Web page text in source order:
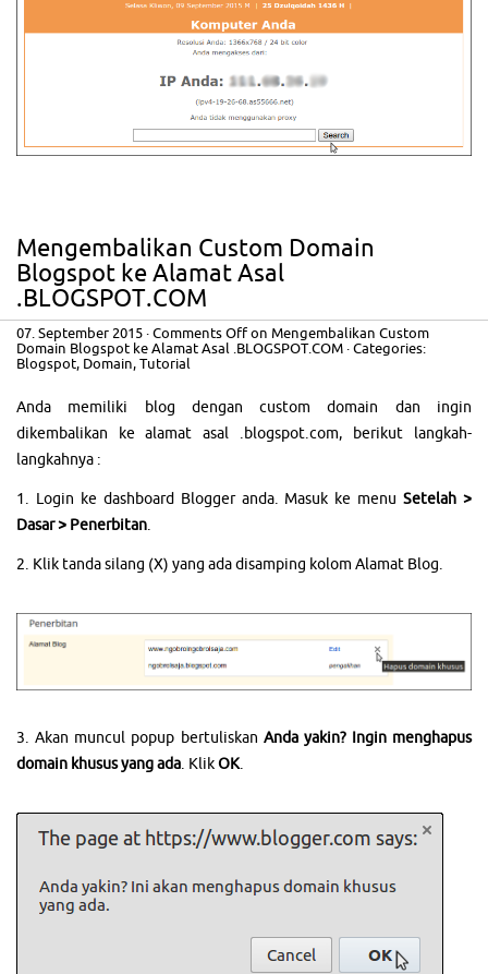
Mengembalikan Custom Domain
Blogspot ke Alamat Asal
.BLOGSPOT.COM
07. September 2015 · Comments Off on Mengembalikan Custom
Domain Blogspot ke Alamat Asal .BLOGSPOT.COM · Categories:
Blogspot, Domain, Tutorial
Anda memiliki blog dengan custom domain dan ingin
dikembalikan ke alamat asal .blogspot.com, berikut langkah-
langkahnya :
1. Login ke dashboard Blogger anda. Masuk ke menuSetelah >
Dasar > Penerbitan.
2. Klik tanda silang (X) yang ada disamping kolom Alamat Blog.
3. Akan muncul popup bertuliskan Anda yakin? Ingin menghapus
domain khusus yang ada. Klik OK.